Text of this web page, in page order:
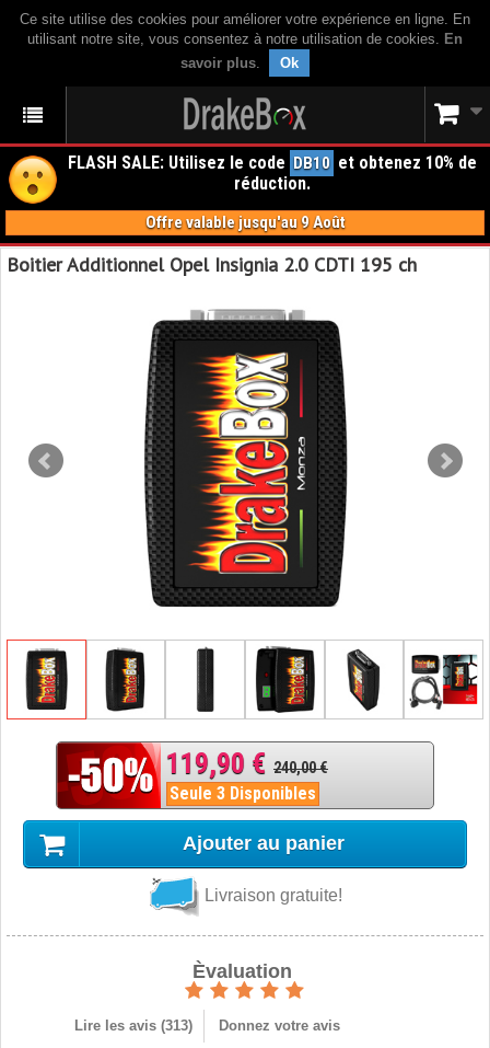
Ce site utilise des cookies pour améliorer votre expérience en ligne. En
utilisant notre site, vous consentez à notre utilisation de cookies. En
savoir plus. Ok
FLASH SALE: Utilisez le code DB10 et obtenez 10% de
réduction.
Offre valable jusqu'au 9 Août
Boitier Additionnel Opel Insignia 2.0 CDTI 195 ch
119,90 € 240,00 €
Seule 3 Disponibles
Ajouter au panier
Livraison gratuite!
Èvaluation
Lire les avis (313) Donnez votre avis